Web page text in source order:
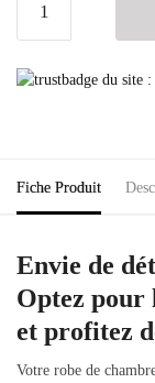
Fiche Produit
Envie de
Optez pour
et profitez
Votre robe de